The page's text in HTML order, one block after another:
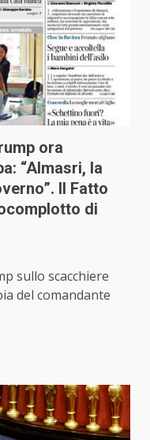
ora
“Almasri, la
Il Fatto
di
sullo scacchiere
del comandante